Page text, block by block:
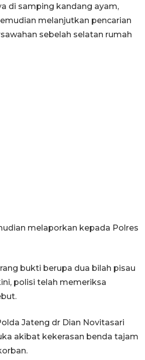
di samping kandang ayam,
melanjutkan pencarian
sebelah selatan rumah
melaporkan kepada Polres
bukti berupa dua bilah pisau
polisi telah memeriksa
Jateng dr Dian Novitasari
akibat kekerasan benda tajam
memuncak, air
Delingan Karanganyar
July 2026 20:07 WIB